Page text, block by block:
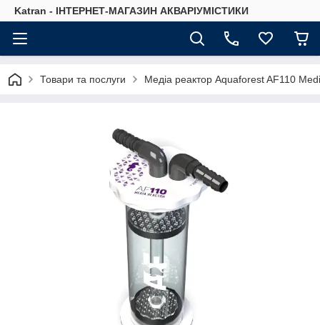
Katran - ІНТЕРНЕТ-МАГАЗИН АКВАРІУМІСТИКИ
Товари та послуги Медіа реактор Aquaforest AF110